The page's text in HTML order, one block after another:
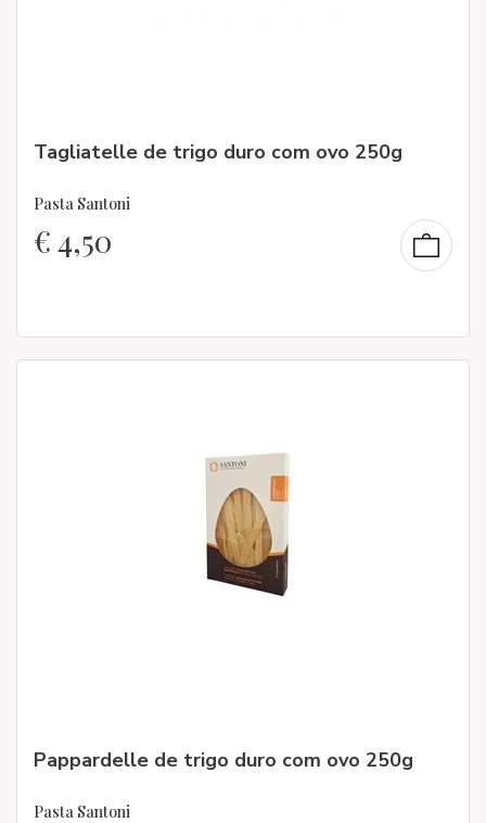
Tagliatelle de trigo duro com ovo 250g
Pasta Santoni
€4,50
Pappardelle de trigo duro com ovo 250g
Pasta Santoni